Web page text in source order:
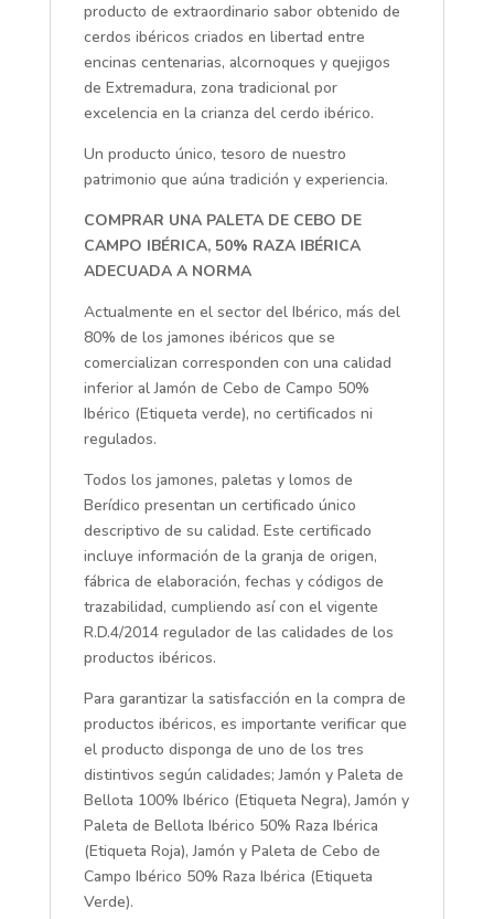
producto de extraordinario sabor obtenido de
cerdos ibéricos criados en libertad entre
encinas centenarias, alcornoques y quejigos
de Extremadura, zona tradicional por
excelencia en la crianza del cerdo ibérico.
Un producto único, tesoro de nuestro
patrimonio que aúna tradición y experiencia.
COMPRAR UNA PALETA DE CEBO DE
CAMPO IBÉRICA, 50% RAZA IBÉRICA
ADECUADA A NORMA
Actualmente en el sector del Ibérico, más del
80% de los jamones ibéricos que se
comercializan corresponden con una calidad
inferior al Jamón de Cebo de Campo 50%
Ibérico (Etiqueta verde), no certificados ni
regulados.
Todos los jamones, paletas y lomos de
Berídico presentan un certificado único
descriptivo de su calidad. Este certificado
incluye información de la granja de origen,
fábrica de elaboración, fechas y códigos de
trazabilidad, cumpliendo así con el vigente
R.D.4/2014 regulador de las calidades de los
productos ibéricos.
Para garantizar la satisfacción en la compra de
productos ibéricos, es importante verificar que
el producto disponga de uno de los tres
distintivos según calidades; Jamón y Paleta de
Bellota 100% Ibérico (Etiqueta Negra), Jamón y
Paleta de Bellota Ibérico 50% Raza Ibérica
(Etiqueta Roja), Jamón y Paleta de Cebo de
Campo Ibérico 50% Raza Ibérica (Etiqueta
Verde).